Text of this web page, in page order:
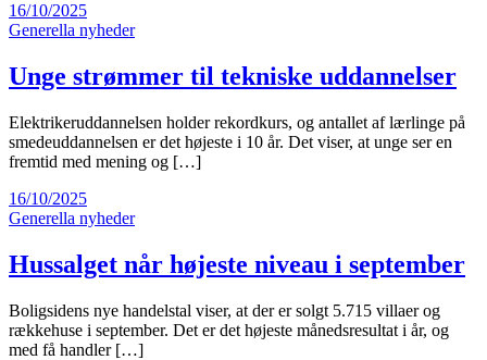
16/10/2025
Generella nyheder
Unge strømmer til tekniske uddannelser
Elektrikeruddannelsen holder rekordkurs, og antallet af lærlinge på
smedeuddannelsen er det højeste i 10 år. Det viser, at unge ser en
fremtid med mening og […]
16/10/2025
Generella nyheder
Hussalget når højeste niveau i september
Boligsidens nye handelstal viser, at der er solgt 5.715 villaer og
rækkehuse i september. Det er det højeste månedsresultat i år, og
med få handler […]